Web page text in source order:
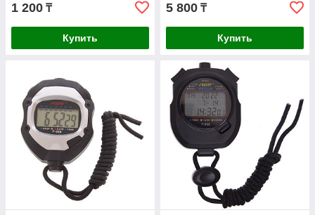
1 200 ₸
Купить
5 800 ₸
Купить